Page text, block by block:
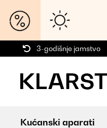
3-godišnje jamstvo
Kućanski aparati